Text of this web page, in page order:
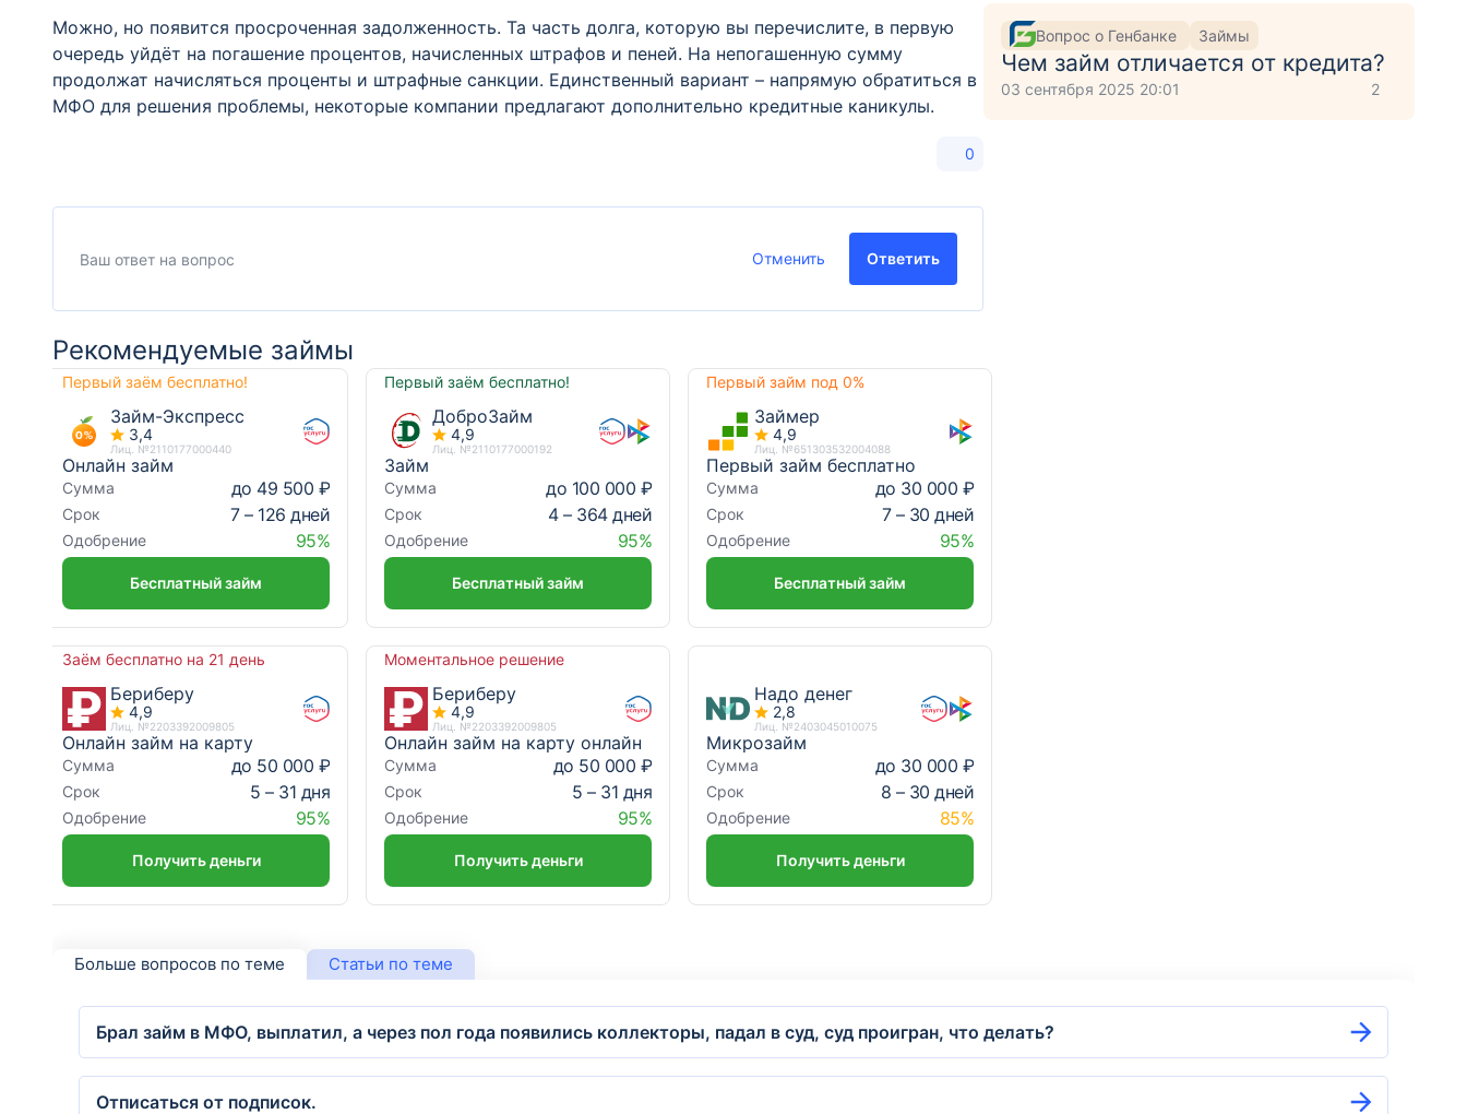
Можно, но появится просроченная задолженность. Та часть долга, которую вы перечислите, в первую
очередь уйдёт на погашение процентов, начисленных штрафов и пеней. На непогашенную сумму
продолжат начисляться проценты и штрафные санкции. Единственный вариант – напрямую обратиться в
МФО для решения проблемы, некоторые компании предлагают дополнительно кредитные каникулы.
0
Отменить Ответить
Рекомендуемые займы
Первый заём бесплатно!
Займ-Экспресс
3,4
Лиц. №2110177000440
Онлайн займ
Сумма до 49 500 ₽
Срок 7 – 126 дней
Одобрение 95%
Бесплатный займ
Первый заём бесплатно!
ДоброЗайм
4,9
Лиц. №2110177000192
Займ
Сумма до 100 000 ₽
Срок 4 – 364 дней
Одобрение 95%
Бесплатный займ
Первый займ под 0%
Займер
4,9
Лиц. №651303532004088
Первый займ бесплатно
Сумма до 30 000 ₽
Срок 7 – 30 дней
Одобрение 95%
Бесплатный займ
Заём бесплатно на 21 день
Бериберу
4,9
Лиц. №2203392009805
Онлайн займ на карту
Сумма до 50 000 ₽
Срок 5 – 31 дня
Одобрение 95%
Получить деньги
Моментальное решение
Бериберу
4,9
Лиц. №2203392009805
Онлайн займ на карту онлайн
Сумма до 50 000 ₽
Срок 5 – 31 дня
Одобрение 95%
Получить деньги
Надо денег
2,8
Лиц. №2403045010075
Микрозайм
Сумма до 30 000 ₽
Срок 8 – 30 дней
Одобрение 85%
Получить деньги
Вопрос о Генбанке Займы
Чем займ отличается от кредита?
03 сентября 2025 20:01 2
Больше вопросов по теме Статьи по теме
Брал займ в МФО, выплатил, а через пол года появились коллекторы, падал в суд, суд проигран, что делать?
Отписаться от подписок.